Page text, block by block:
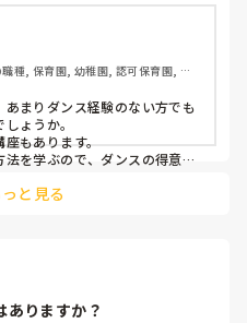
種, 保育園, 幼稚園, 認可保育園, 小
まりダンス経験のない方でも
ょうか。
座もあります。
を学ぶので、ダンスの得意不
と見る
ありますか？